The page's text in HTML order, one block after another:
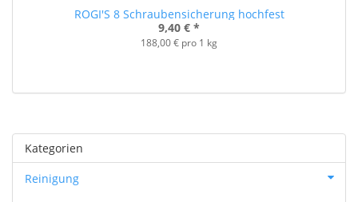
ROGI'S 8 Schraubensicherung hochfest
9,40 € *
188,00 € pro 1 kg
Kategorien
Reinigung